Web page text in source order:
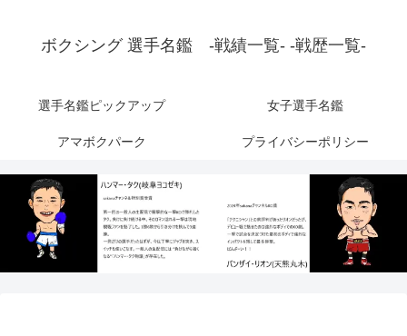
ボクシング 選手名鑑 -戦績一覧- -戦歴一覧-
選手名鑑ピックアップ 女子選手名鑑
アマボクパーク プライバシーポリシー